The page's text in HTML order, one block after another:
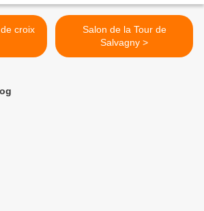
Salon de la Tour de
Salvagny >